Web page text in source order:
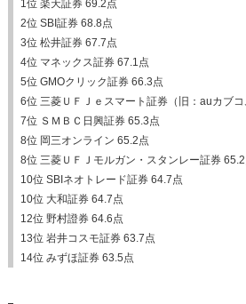
1位 楽天証券 69.2点
2位 SBI証券 68.8点
3位 松井証券 67.7点
4位 マネックス証券 67.1点
5位 GMOクリック証券 66.3点
6位 三菱ＵＦＪｅスマート証券（旧：auカブ
7位 ＳＭＢＣ日興証券 65.3点
8位 岡三オンライン 65.2点
8位 三菱ＵＦＪモルガン・スタンレー証券
10位 SBIネオトレード証券 64.7点
10位 大和証券 64.7点
12位 野村證券 64.6点
13位 岩井コスモ証券 63.7点
14位 みずほ証券 63.5点